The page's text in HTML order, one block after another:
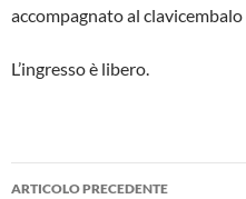
accompagnato al
L’ingresso è libero.
Navigazione
ARTICOLO PRECEDENTE